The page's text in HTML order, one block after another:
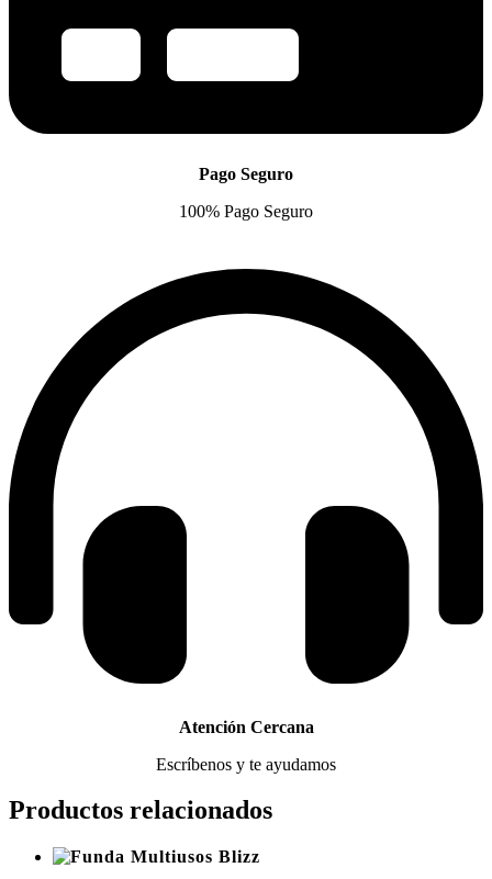
Pago Seguro
100% Pago Seguro
Atención Cercana
Escríbenos y te ayudamos
Productos relacionados